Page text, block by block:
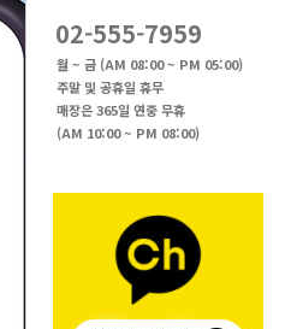
02-555-7959
월 ~ 금 (AM 08:00 ~ PM 05:00)
주말 및 공휴일 휴무
매장은 365일 연중 무휴
(AM 10:00 ~ PM 08:00)